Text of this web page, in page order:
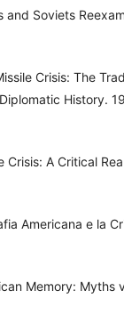
and Soviets
Crisis: The
History.
Crisis: A Critical
Americana e la
Memory: Myths